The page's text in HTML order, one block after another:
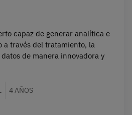
capaz de generar analítica e
a través del tratamiento, la
de manera innovadora y
4 AÑOS